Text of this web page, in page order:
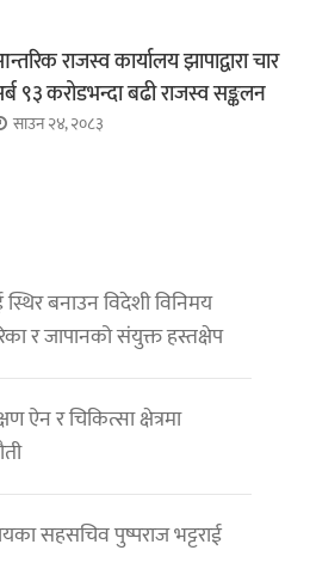
राजस्व कार्यालय झापाद्वारा चार
९३ करोडभन्दा बढी राजस्व सङ्कलन
साउन २४, २०८३
बनाउन विदेशी विनिमय
र जापानको संयुक्त हस्तक्षेप
ऐन र चिकित्सा क्षेत्रमा
सहसचिव पुष्पराज भट्टराई